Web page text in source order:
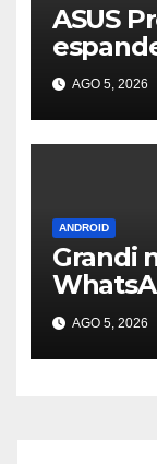
ASUS
boxAGO 5, 2026
ANDROID
Grandi
chat di
AGO 5, 2026